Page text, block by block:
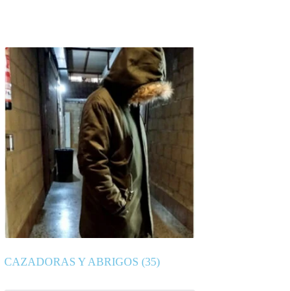
CAZADORAS Y ABRIGOS (35)